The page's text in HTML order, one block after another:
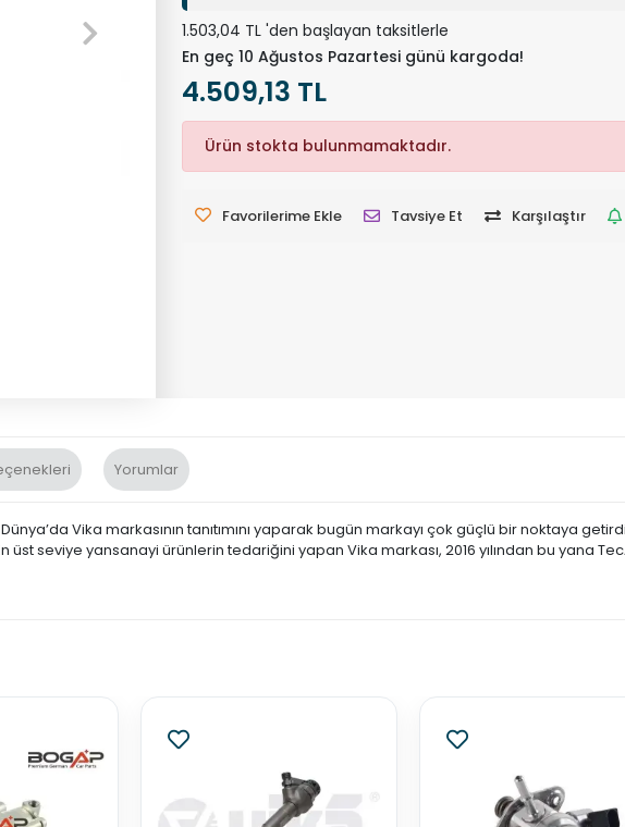
1.503,04 TL 'den başlayan taksitlerle
En geç 10 Ağustos Pazartesi günü kargoda!
4.509,13 TL
Ürün stokta bulunmamaktadır.
Favorilerime Ekle Tavsiye Et Karşılaştır
Yorumlar
ve Dünya’da Vika markasının tanıtımını yaparak bugün markayı çok güçlü bir noktaya
üst seviye yansanayi ürünlerin tedariğini yapan Vika markası, 2016 yılından bu yana